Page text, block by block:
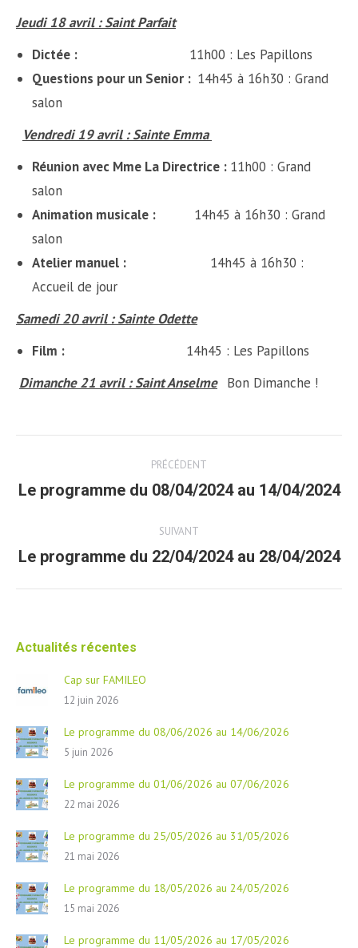
Jeudi 18 avril : Saint Parfait
Dictée : 11h00 : Les Papillons
Questions pour un Senior : 14h45 à 16h30 : Grand
salon
Vendredi 19 avril : Sainte Emma
Réunion avec Mme La Directrice : 11h00 : Grand
salon
Animation musicale : 14h45 à 16h30 : Grand
salon
Atelier manuel : 14h45 à 16h30 :
Accueil de jour
Samedi 20 avril : Sainte Odette
Film :
14h45 : Les Papillons
Dimanche21 avril : Saint Anselme Bon Dimanche !
navigation
PRÉCÉDENT
Article
Le programme du 08/04/2024 au 14/04/2024
SUIVANT
Article
Le programme du 22/04/2024 au 28/04/2024
Actualités récentes
Cap sur FAMILEO
12 juin 2026
Le programme du 08/06/2026 au 14/06/2026
5 juin 2026
Le programme du 01/06/2026 au 07/06/2026
22 mai 2026
Le programme du 25/05/2026 au 31/05/2026
21 mai 2026
Le programme du 18/05/2026 au 24/05/2026
15 mai 2026
Le programme du 11/05/2026 au 17/05/2026